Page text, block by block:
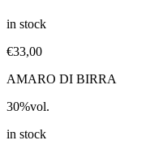
in stock
€33,00
AMARO DI BIRRA
30%vol.
in stock